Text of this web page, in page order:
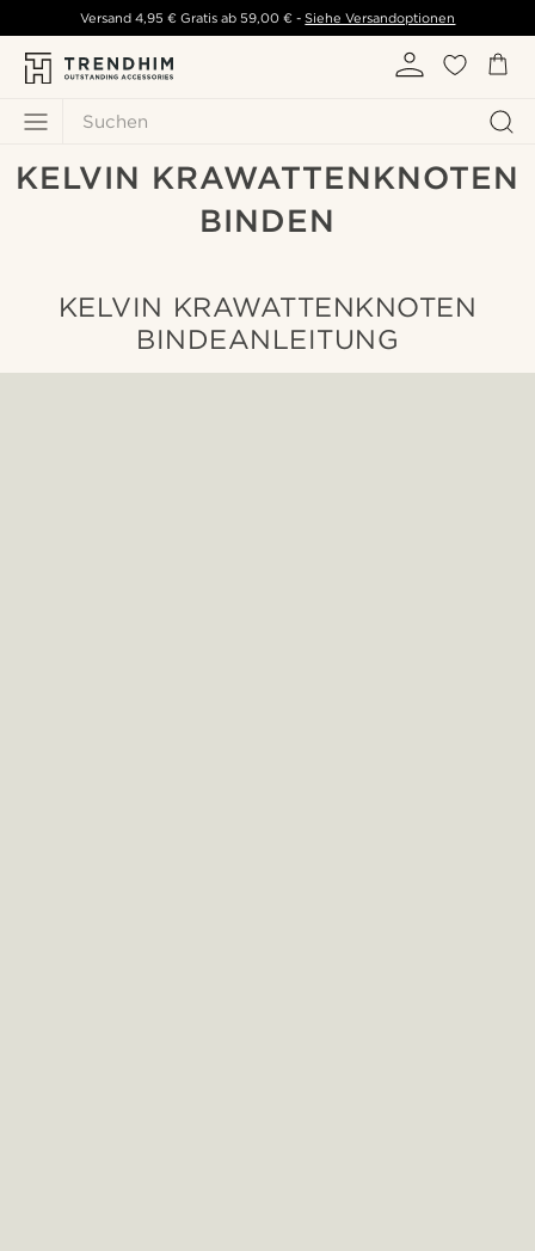
Suchen
Versand 4,95 € Gratis ab 59,00 € - Siehe Versandoptionen
KELVIN KRAWATTENKNOTEN
BINDEN
KELVIN KRAWATTENKNOTEN
BINDEANLEITUNG